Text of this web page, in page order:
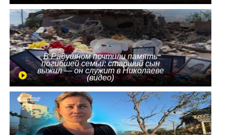
В Радушном почтили память
погибшей семьи: старший сын
выжил — он служит в Николаеве
(видео)